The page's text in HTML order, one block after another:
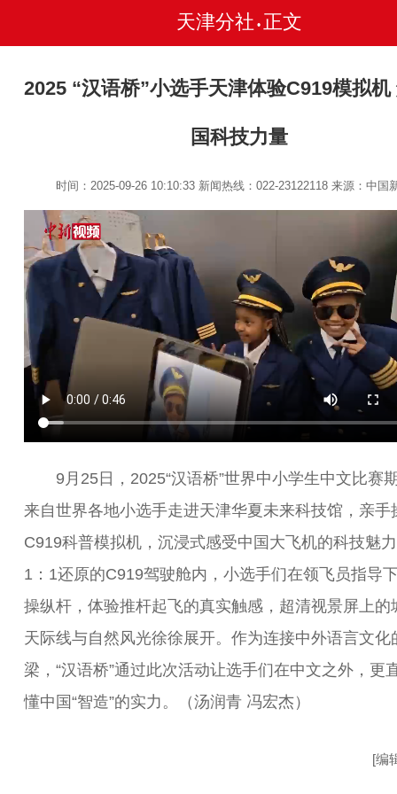
天津分社 • 正文
2025 “汉语桥”小选手天津体验C919模拟机
国科技力量
时间：2025-09-26 10:10:33 新闻热线：022-23122118来源：中国
9月25日，2025“汉语桥”世界中小学生中文比赛
来自世界各地小选手走进天津华夏未来科技馆，亲手
C919科普模拟机，沉浸式感受中国大飞机的科技魅
1：1还原的C919驾驶舱内，小选手们在领飞员指导
操纵杆，体验推杆起飞的真实触感，超清视景屏上的
天际线与自然风光徐徐展开。作为连接中外语言文化
梁，“汉语桥”通过此次活动让选手们在中文之外，更
懂中国“智造”的实力。（汤润青 冯宏杰）
[编